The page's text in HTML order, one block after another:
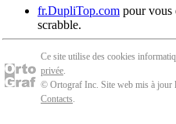
fr.DupliTop.com pour vous
scrabble.
Ce site utilise des cookies
privée.
© Ortograf Inc. Site web mis à jour
Contacts.